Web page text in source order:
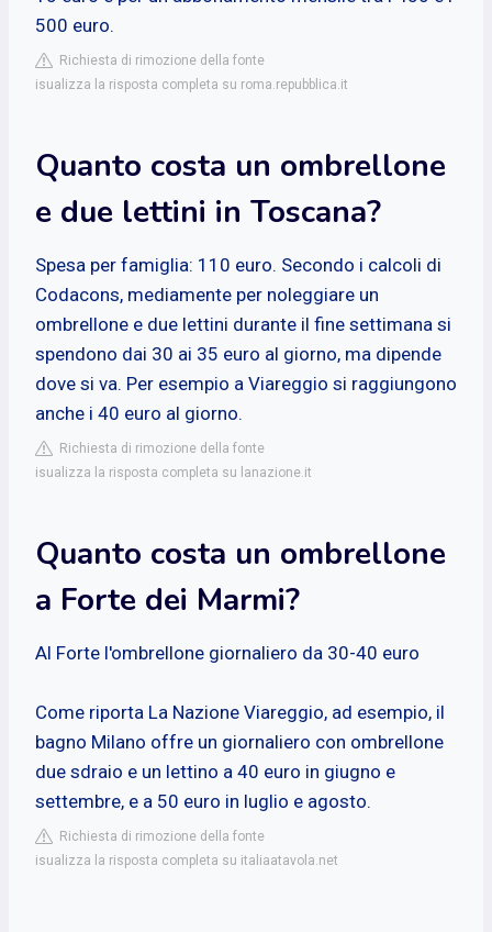
500 euro.
Richiesta di rimozione della fonte
isualizza la risposta completa su roma.repubblica.it
Quanto costa un ombrellone
e due lettini in Toscana?
Spesa per famiglia: 110 euro. Secondo i calcoli di
Codacons, mediamente per noleggiare un
ombrellone e due lettini durante il fine settimana si
spendono dai 30 ai 35 euro al giorno, ma dipende
dove si va. Per esempio a Viareggio si raggiungono
anche i 40 euro al giorno.
Richiesta di rimozione della fonte
isualizza la risposta completa su lanazione.it
Quanto costa un ombrellone
a Forte dei Marmi?
Al Forte l'ombrellone giornaliero da 30-40 euro
Come riporta La Nazione Viareggio, ad esempio, il
bagno Milano offre un giornaliero con ombrellone
due sdraio e un lettino a 40 euro in giugno e
settembre, e a 50 euro in luglio e agosto.
Richiesta di rimozione della fonte
isualizza la risposta completa su italiaatavola.net